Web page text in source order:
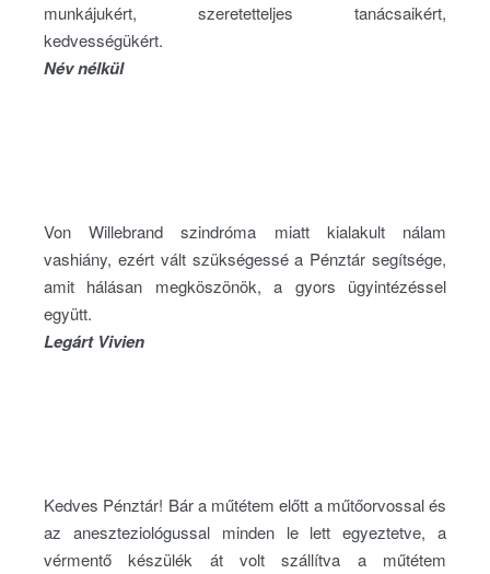
munkájukért, szeretetteljes tanácsaikért,
kedvességükért.
Név nélkül
Von Willebrand szindróma miatt kialakult nálam
vashiány, ezért vált szükségessé a Pénztár segítsége,
amit hálásan megköszönök, a gyors ügyintézéssel
együtt.
Legárt Vivien
Kedves Pénztár! Bár a műtétem előtt a műtőorvossal és
az aneszteziológussal minden le lett egyeztetve, a
vérmentő készülék át volt szállítva a műtétem